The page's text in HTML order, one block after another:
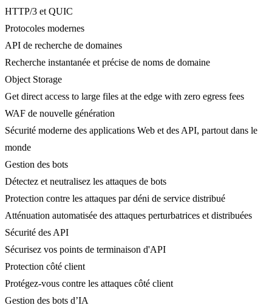
HTTP/3 et QUIC
Protocoles modernes
API de recherche de domaines
Recherche instantanée et précise de noms de domaine
Object Storage
Get direct access to large files at the edge with zero egress fees
WAF de nouvelle génération
Sécurité moderne des applications Web et des API, partout dans le
monde
Gestion des bots
Détectez et neutralisez les attaques de bots
Protection contre les attaques par déni de service distribué
Atténuation automatisée des attaques perturbatrices et distribuées
Sécurité des API
Sécurisez vos points de terminaison d'API
Protection côté client
Protégez-vous contre les attaques côté client
Gestion des bots d’IA